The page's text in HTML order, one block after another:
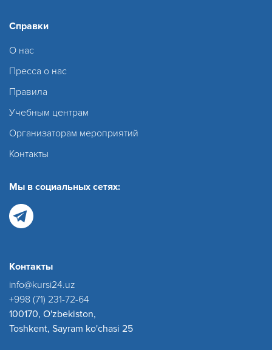
Справки
О нас
Пресса о нас
Правила
Учебным центрам
Организаторам мероприятий
Контакты
Мы в социальных сетях:
Контакты
info@kursi24.uz
+998 (71) 231-72-64
100170, O'zbekiston,
Toshkent, Sayram ko'chasi 25